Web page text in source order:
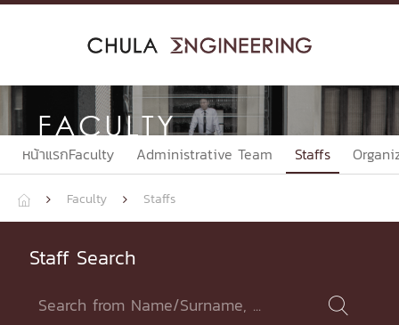
Skip
FACULTY
หน้าแรกFaculty Administrative Team Staffs
  Faculty  Staffs
Staff Search
